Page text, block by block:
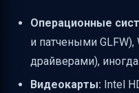
Операционные
и патчеными
драйверами), иногда
Видеокарты: Intel